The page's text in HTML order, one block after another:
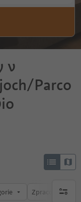
v
Parco
Zpracovávábrak